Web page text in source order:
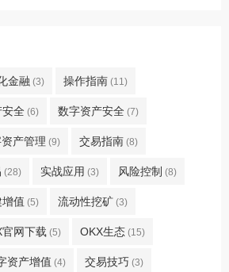
金融 (3) 操作指南 (11)
安全 (6) 数字资产安全 (7)
产管理 (9) 交易指南 (8)
(28) 实战应用 (3) 风险控制 (8)
值 (5) 流动性挖矿 (3)
官网下载 (5) OKX生态 (15)
资产增值 (4) 交易技巧 (3)